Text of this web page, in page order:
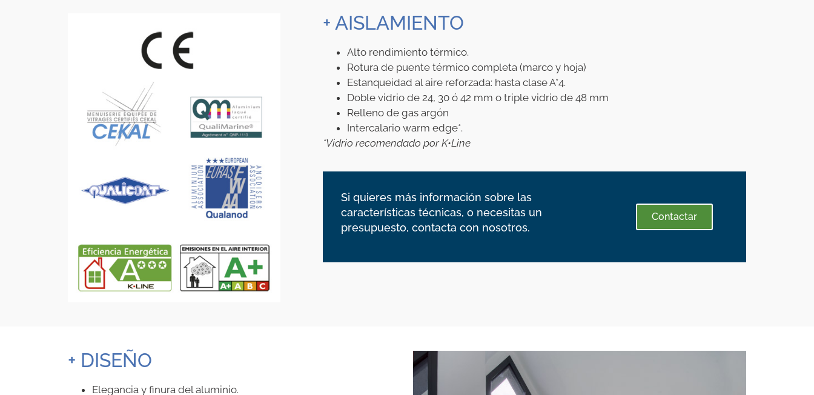
+ AISLAMIENTO
Alto rendimiento térmico.
Rotura de puente térmico completa (marco y hoja)
Estanqueidad al aire reforzada: hasta clase A*4.
Doble vidrio de 24, 30 ó 42 mm o triple vidrio de 48 mm
Relleno de gas argón
Intercalario warm edge*.
*Vidrio recomendado por K•Line
Si quieres más información sobre las
características técnicas, o necesitas un
presupuesto, contacta con nosotros.
Contactar
+ DISEÑO
Elegancia y finura del aluminio.